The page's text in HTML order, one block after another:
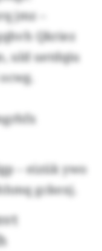
jmz –
Qkriez
uld uetdqiu
– eizük ywo
gckexj.